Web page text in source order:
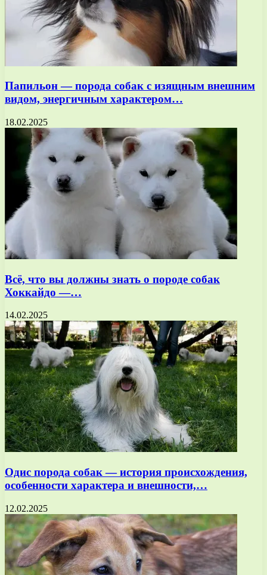
Папильон — порода собак с изящным внешним
видом, энергичным характером…
18.02.2025
Всё, что вы должны знать о породе собак
Хоккайдо —…
14.02.2025
Одис порода собак — история происхождения,
особенности характера и внешности,…
12.02.2025